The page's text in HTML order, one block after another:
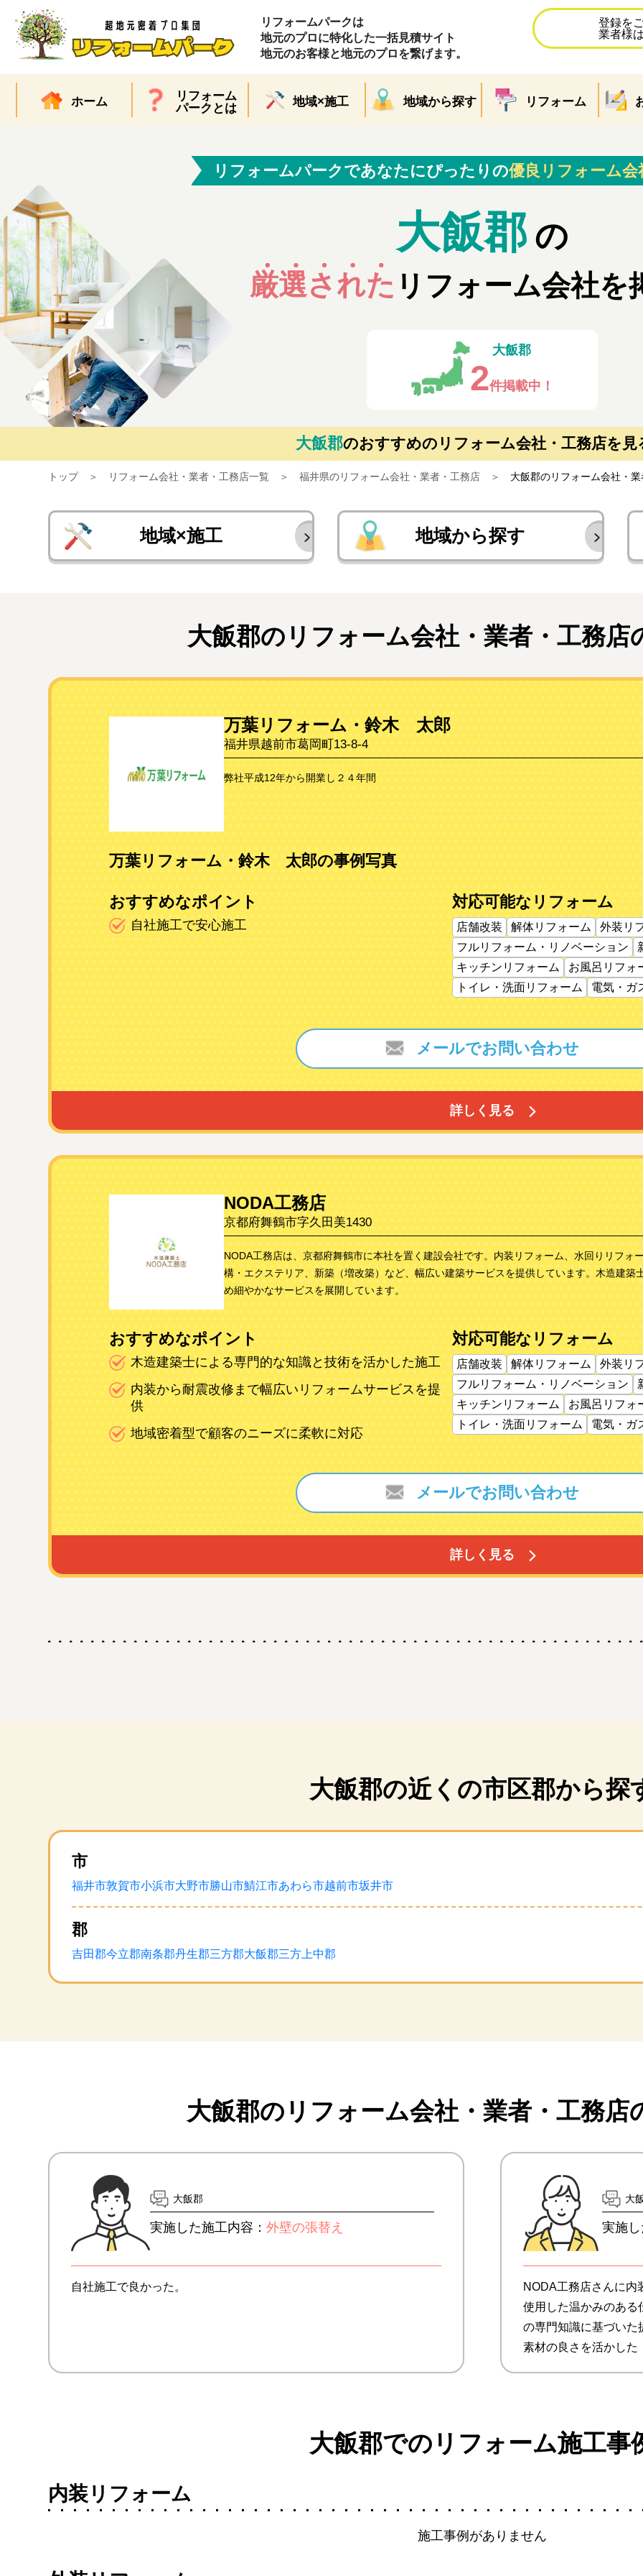
リフォームパークは
地元のプロに特化した一括見積サイト
地元のお客様と地元のプロを繋げます。
登録を
業者様
ホーム
リフォーム
パークとは
地域×施工 地域から探す リフォーム
リフォームパークであなたにぴったりの優良リフォーム会
大飯郡 の
厳選された リフォーム会社を
大飯郡
2件掲載中！
大飯郡のおすすめのリフォーム会社・工務店を見
トップ リフォーム会社・業者・工務店一覧 福井県のリフォーム会社・業者・工務店 大飯郡のリフォーム会社・
地域×施工 地域から探す
大飯郡のリフォーム会社・業者・ 工務店
万葉リフォーム・鈴木 太郎
福井県越前市葛岡町13-8-4
弊社平成12年から開業し２４年間
万葉リフォーム・鈴木 太郎の事例写真
おすすめなポイント
自社施工で安心施工
対応可能なリフォーム
店舗改装 解体リフォーム
外装リ
フルリフォーム・リノベーション
キッチンリフォーム
お風呂リフォ
トイレ・洗面リフォーム
電気・ガ
詳しく見る
メールでお問い合わせ
NODA工務店
京都府舞鶴市字久田美1430
NODA工務店は、京都府舞鶴市に本社を置く建設会社です。内装リフォーム、水回りリフォ
構・エクステリア、新築（増改築）など、幅広い建築サービスを提供しています。木造建築
め細やかなサービスを展開しています。
おすすめなポイント
木造建築士による専門的な知識と技術を活かした施工
内装から耐震改修まで幅広いリフォームサービスを提
供
地域密着型で顧客のニーズに柔軟に対応
対応可能なリフォーム
店舗改装 解体リフォーム
外装リ
フルリフォーム・リノベーション
キッチンリフォーム
お風呂リフォ
トイレ・洗面リフォーム
電気・ガ
詳しく見る
メールでお問い合わせ
大飯郡の近くの市区郡から探
市
福井市敦賀市小浜市大野市勝山市鯖江市あわら市越前市坂井市
郡
吉田郡今立郡南条郡丹生郡三方郡大飯郡三方上中郡
大飯郡のリフォーム会社・業者・ 工務店
大飯郡
実施した施工内容： 外壁の張替え
自社施工で良かった。
大
実施
NODA工務店さんに内
使用した温かみのある
の専門知識に基づいた
素材の良さを活かした
大飯郡でのリフォーム施工事
内装リフォーム
施工事例がありません